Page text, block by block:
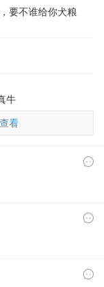
要不谁给你犬粮
牛
看